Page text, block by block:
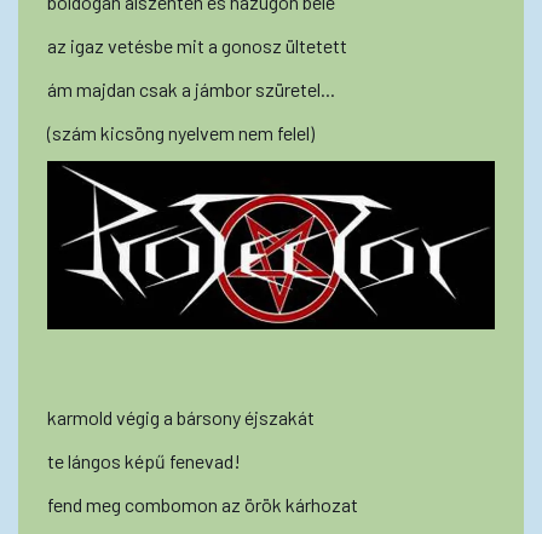
az igaz vetésbe mit a gonosz ültetett
ám majdan csak a jámbor szüretel...
(szám kicsöng nyelvem nem felel)
karmold végig a bársony éjszakát
te lángos képű fenevad!
fend meg combomon az örök kárhozat